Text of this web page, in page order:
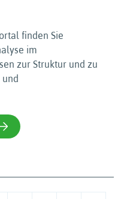
finden Sie
im
zur Struktur und zu